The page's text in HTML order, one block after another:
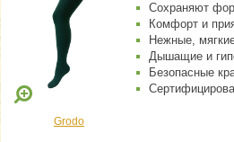
Сохраняют
Комфорт и
Нежные,
Дышащие и
Безопасные
Grodo